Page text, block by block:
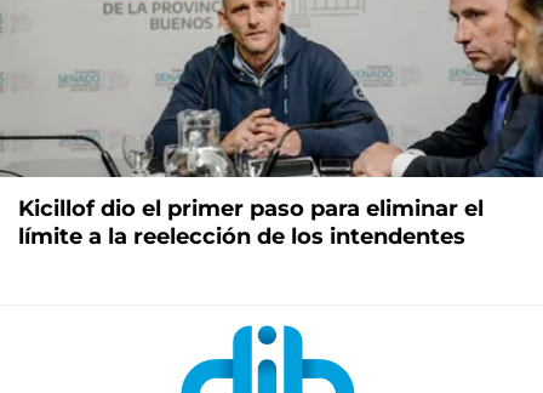
Kicillof dio el primer paso para eliminar el
límite a la reelección de los intendentes